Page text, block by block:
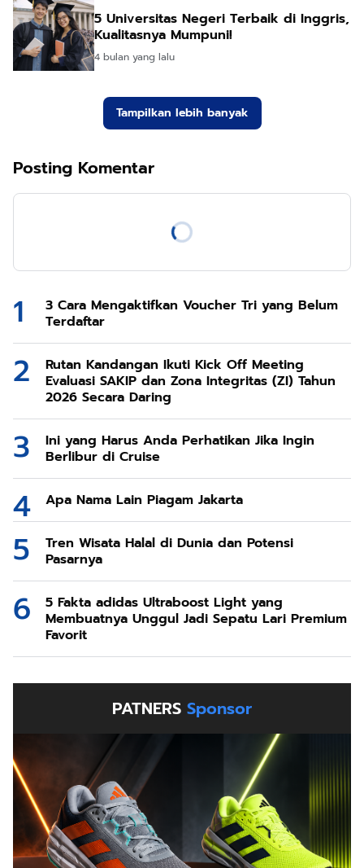
5 Universitas Negeri Terbaik di Inggris,
Kualitasnya Mumpuni!
4 bulan yang lalu
Tampilkan lebih banyak
Posting Komentar
3 Cara Mengaktifkan Voucher Tri yang Belum
Terdaftar
Rutan Kandangan Ikuti Kick Off Meeting
Evaluasi SAKIP dan Zona Integritas (ZI) Tahun
2026 Secara Daring
Ini yang Harus Anda Perhatikan Jika Ingin
Berlibur di Cruise
Apa Nama Lain Piagam Jakarta
Tren Wisata Halal di Dunia dan Potensi
Pasarnya
5 Fakta adidas Ultraboost Light yang
Membuatnya Unggul Jadi Sepatu Lari Premium
Favorit
PATNERS Sponsor